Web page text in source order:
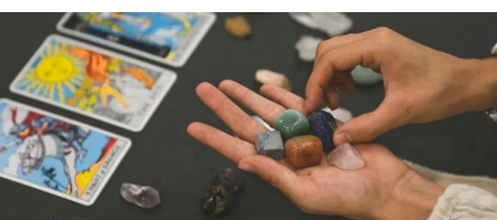
Suerte:
Registra
y
Gestiona
Tus
Participaciones
de
Navidad
Familiar